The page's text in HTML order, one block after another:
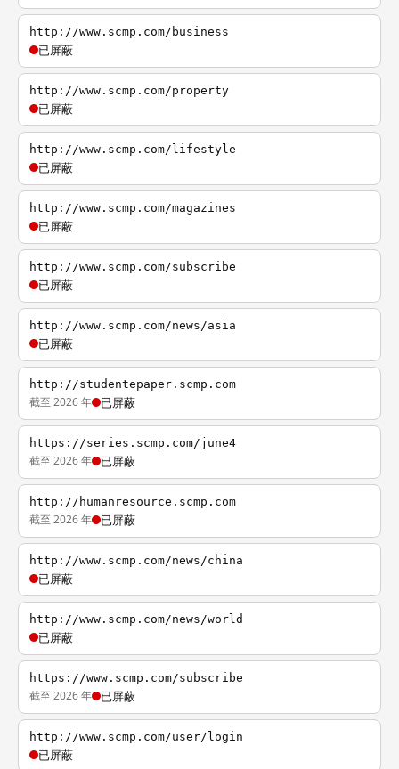
http://www.scmp.com/business
已屏蔽
http://www.scmp.com/property
已屏蔽
http://www.scmp.com/lifestyle
已屏蔽
http://www.scmp.com/magazines
已屏蔽
http://www.scmp.com/subscribe
已屏蔽
http://www.scmp.com/news/asia
已屏蔽
http://studentepaper.scmp.com
截至 2026 年 已屏蔽
https://series.scmp.com/june4
截至 2026 年 已屏蔽
http://humanresource.scmp.com
截至 2026 年 已屏蔽
http://www.scmp.com/news/china
已屏蔽
http://www.scmp.com/news/world
已屏蔽
https://www.scmp.com/subscribe
截至 2026 年 已屏蔽
http://www.scmp.com/user/login
已屏蔽